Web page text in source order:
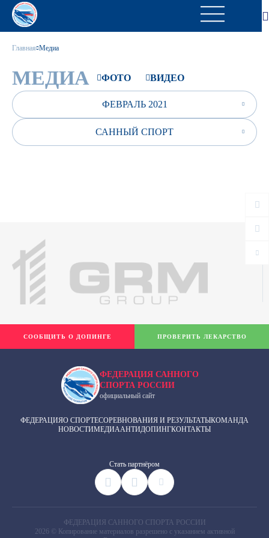
Главная Медиа
МЕДИА ФОТО ВИДЕО
ФЕВРАЛЬ 2021
САННЫЙ СПОРТ
ФЕДЕРАЦИЯ САННОГО
СПОРТА РОССИИ
официальный сайт
ФЕДЕРАЦИЯО СПОРТЕСОРЕВНОВАНИЯ И РЕЗУЛЬТАТЫКОМАНДА
НОВОСТИМЕДИААНТИДОПИНГКОНТАКТЫ
Cтать партнёром
СООБЩИТЬ О ДОПИНГЕ ПРОВЕРИТЬ ЛЕКАРСТВО
ФЕДЕРАЦИЯ САННОГО СПОРТА РОССИИ
2026 © Копирование материалов разрешено с указанием активной